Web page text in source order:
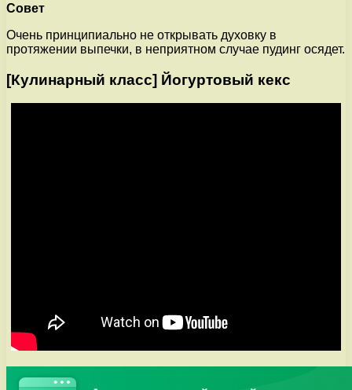
Совет
Очень принципиально не открывать духовку в
протяжении выпечки, в неприятном случае пудинг осядет.
[Кулинарный класс] Йогуртовый кекс